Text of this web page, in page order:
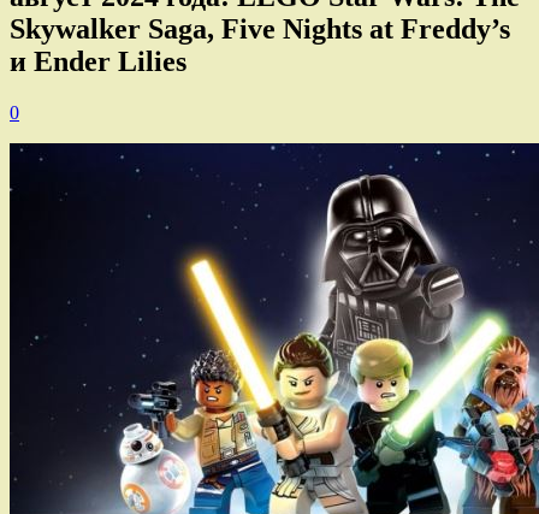
Skywalker Saga, Five Nights at Freddy’s
и Ender Lilies
0